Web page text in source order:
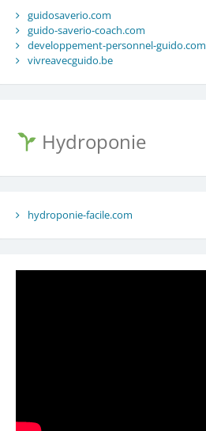
guidosaverio.com
guido-saverio-coach.com
developpement-personnel-guido.com
vivreavecguido.be
Hydroponie
hydroponie-facile.com